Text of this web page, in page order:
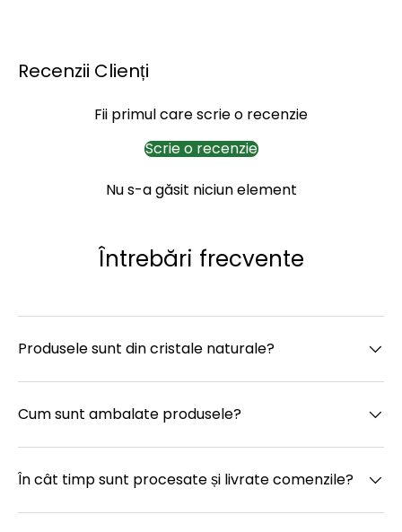
Recenzii Clienți
Fii primul care scrie o recenzie
Scrie o recenzie
Nu s-a găsit niciun element
Întrebări frecvente
Produsele sunt din cristale naturale?
Cum sunt ambalate produsele?
În cât timp sunt procesate și livrate comenzile?